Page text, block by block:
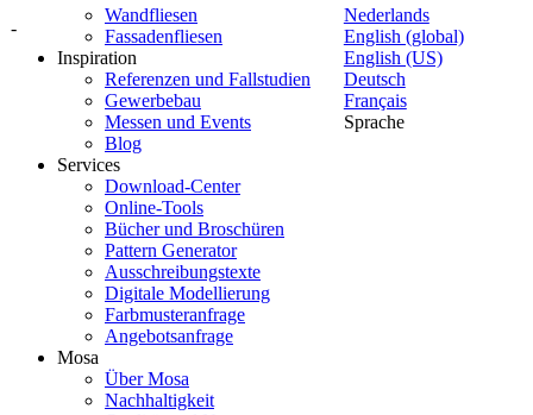
-
Nederlands
English (global)
English (US)
Deutsch
Français
Sprache
Wandfliesen
Fassadenfliesen
Inspiration
Referenzen und Fallstudien
Gewerbebau
Messen und Events
Blog
Services
Download-Center
Online-Tools
Bücher und Broschüren
Pattern Generator
Ausschreibungstexte
Digitale Modellierung
Farbmusteranfrage
Angebotsanfrage
Mosa
Über Mosa
Nachhaltigkeit